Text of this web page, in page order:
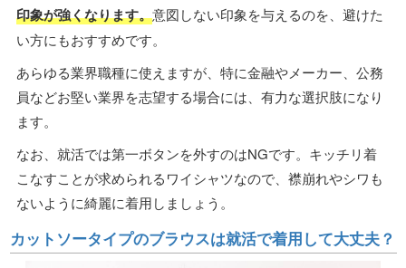
印象が強くなります。意図しない印象を与えるのを、避けた
い方にもおすすめです。
あらゆる業界職種に使えますが、特に金融やメーカー、公務
員などお堅い業界を志望する場合には、有力な選択肢になり
ます。
なお、就活では第一ボタンを外すのはNGです。キッチリ着
こなすことが求められるワイシャツなので、襟崩れやシワも
ないように綺麗に着用しましょう。
カットソータイプのブラウスは就活で着用して大丈夫？